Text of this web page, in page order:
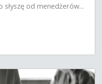
słyszę od menedżerów...